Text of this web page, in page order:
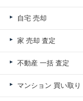
自宅 売却
家 売却 査定
不動産 一括 査定
マンション 買い取り